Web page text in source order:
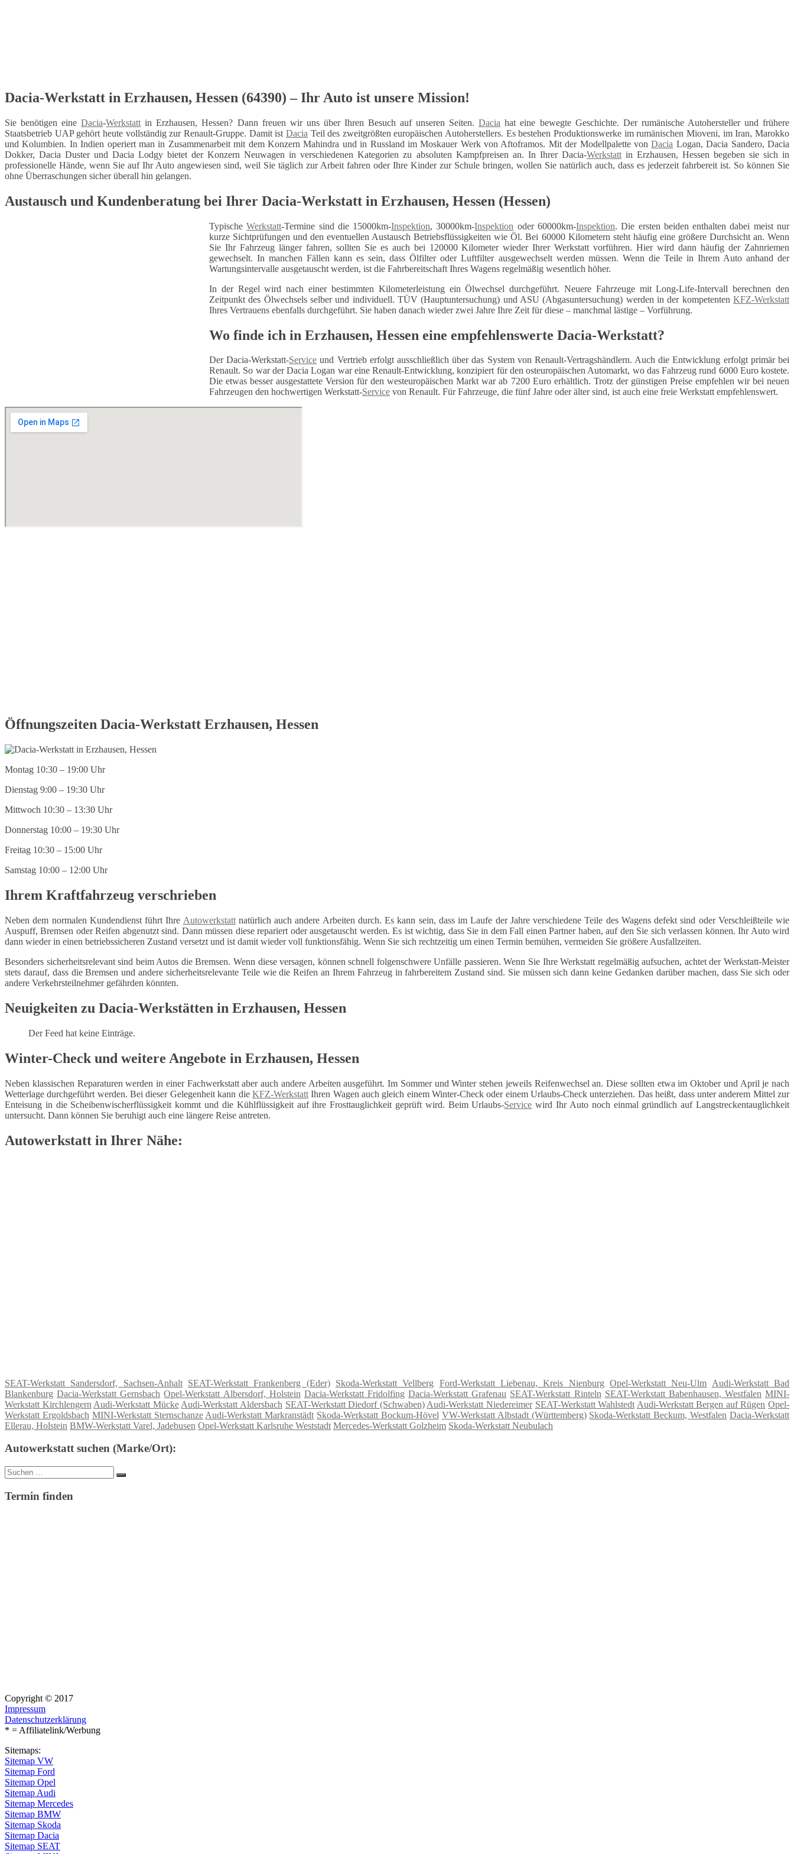
Dacia-Werkstatt in Erzhausen, Hessen (64390) – Ihr Auto ist unsere Mission!
Sie benötigen eineDacia-Werkstatt in Erzhausen, Hessen? Dann freuen wir uns über Ihren Besuch auf unseren Seiten.Dacia hat eine bewegte Geschichte. Der rumänische Autohersteller und frühere
Staatsbetrieb UAP gehört heute vollständig zur Renault-Gruppe. Damit ist Dacia Teil des zweitgrößten europäischen Autoherstellers. Es bestehen Produktionswerke im rumänischen Mioveni, im Iran, Marokko
und Kolumbien. In Indien operiert man in Zusammenarbeit mit dem Konzern Mahindra und in Russland im Moskauer Werk von Aftoframos. Mit der Modellpalette vonDacia Logan, Dacia Sandero, Dacia
Dokker, Dacia Duster und Dacia Lodgy bietet der Konzern Neuwagen in verschiedenen Kategorien zu absoluten Kampfpreisen an. In Ihrer Dacia-Werkstattin Erzhausen, Hessen begeben sie sich in
professionelle Hände, wenn Sie auf Ihr Auto angewiesen sind, weil Sie täglich zur Arbeit fahren oder Ihre Kinder zur Schule bringen, wollen Sie natürlich auch, dass es jederzeit fahrbereit ist. So können Sie
ohne Überraschungen sicher überall hin gelangen.
Austausch und Kundenberatung bei Ihrer Dacia-Werkstatt in Erzhausen, Hessen (Hessen)
TypischeWerkstatt-Termine sind die 15000km-Inspektion, 30000km-Inspektion oder 60000km-Inspektion. Die ersten beiden enthalten dabei meist nur
kurze Sichtprüfungen und den eventuellen Austausch Betriebsflüssigkeiten wie Öl. Bei 60000 Kilometern steht häufig eine größere Durchsicht an. Wenn
Sie Ihr Fahrzeug länger fahren, sollten Sie es auch bei 120000 Kilometer wieder Ihrer Werkstatt vorführen. Hier wird dann häufig der Zahnriemen
gewechselt. In manchen Fällen kann es sein, dass Ölfilter oder Luftfilter ausgewechselt werden müssen. Wenn die Teile in Ihrem Auto anhand der
Wartungsintervalle ausgetauscht werden, ist die Fahrbereitschaft Ihres Wagens regelmäßig wesentlich höher.
In der Regel wird nach einer bestimmten Kilometerleistung ein Ölwechsel durchgeführt. Neuere Fahrzeuge mit Long-Life-Intervall berechnen den
Zeitpunkt des Ölwechsels selber und individuell. TÜV (Hauptuntersuchung) und ASU (Abgasuntersuchung) werden in der kompetenten KFZ-Werkstatt
Ihres Vertrauens ebenfalls durchgeführt. Sie haben danach wieder zwei Jahre Ihre Zeit für diese – manchmal lästige – Vorführung.
Wo finde ich in Erzhausen, Hessen eine empfehlenswerte Dacia-Werkstatt?
Der Dacia-Werkstatt-Service und Vertrieb erfolgt ausschließlich über das System von Renault-Vertragshändlern. Auch die Entwicklung erfolgt primär bei
Renault. So war der Dacia Logan war eine Renault-Entwicklung, konzipiert für den osteuropäischen Automarkt, wo das Fahrzeug rund 6000 Euro kostete.
Die etwas besser ausgestattete Version für den westeuropäischen Markt war ab 7200 Euro erhältlich. Trotz der günstigen Preise empfehlen wir bei neuen
Fahrzeugen den hochwertigen Werkstatt-Service von Renault. Für Fahrzeuge, die fünf Jahre oder älter sind, ist auch eine freie Werkstatt empfehlenswert.
Öffnungszeiten Dacia-Werkstatt Erzhausen, Hessen
Montag 10:30 – 19:00 Uhr
Dienstag 9:00 – 19:30 Uhr
Mittwoch 10:30 – 13:30 Uhr
Donnerstag 10:00 – 19:30 Uhr
Freitag 10:30 – 15:00 Uhr
Samstag 10:00 – 12:00 Uhr
Ihrem Kraftfahrzeug verschrieben
Neben dem normalen Kundendienst führt Ihre Autowerkstattnatürlich auch andere Arbeiten durch. Es kann sein, dass im Laufe der Jahre verschiedene Teile des Wagens defekt sind oder Verschleißteile wie
Auspuff, Bremsen oder Reifen abgenutzt sind. Dann müssen diese repariert oder ausgetauscht werden. Es ist wichtig, dass Sie in dem Fall einen Partner haben, auf den Sie sich verlassen können. Ihr Auto wird
dann wieder in einen betriebssicheren Zustand versetzt und ist damit wieder voll funktionsfähig. Wenn Sie sich rechtzeitig um einen Termin bemühen, vermeiden Sie größere Ausfallzeiten.
Besonders sicherheitsrelevant sind beim Autos die Bremsen. Wenn diese versagen, können schnell folgenschwere Unfälle passieren. Wenn Sie Ihre Werkstatt regelmäßig aufsuchen, achtet der Werkstatt-Meister
stets darauf, dass die Bremsen und andere sicherheitsrelevante Teile wie die Reifen an Ihrem Fahrzeug in fahrbereitem Zustand sind. Sie müssen sich dann keine Gedanken darüber machen, dass Sie sich oder
andere Verkehrsteilnehmer gefährden könnten.
Neuigkeiten zu Dacia-Werkstätten in Erzhausen, Hessen
Der Feed hat keine Einträge.
Winter-Check und weitere Angebote in Erzhausen, Hessen
Neben klassischen Reparaturen werden in einer Fachwerkstatt aber auch andere Arbeiten ausgeführt. Im Sommer und Winter stehen jeweils Reifenwechsel an. Diese sollten etwa im Oktober und April je nach
Wetterlage durchgeführt werden. Bei dieser Gelegenheit kann die KFZ-WerkstattIhren Wagen auch gleich einem Winter-Check oder einem Urlaubs-Check unterziehen. Das heißt, dass unter anderem Mittel zur
Enteisung in die Scheibenwischerflüssigkeit kommt und die Kühlflüssigkeit auf ihre Frosttauglichkeit geprüft wird. Beim Urlaubs-Service wird Ihr Auto noch einmal gründlich auf Langstreckentauglichkeit
untersucht. Dann können Sie beruhigt auch eine längere Reise antreten.
Autowerkstatt in Ihrer Nähe:
SEAT-Werkstatt Sandersdorf, Sachsen-Anhalt SEAT-Werkstatt Frankenberg (Eder) Skoda-Werkstatt Vellberg Ford-Werkstatt Liebenau, Kreis Nienburg Opel-Werkstatt Neu-Ulm Audi-Werkstatt Bad
Blankenburg Dacia-Werkstatt Gernsbach Opel-Werkstatt Albersdorf, Holstein Dacia-Werkstatt Fridolfing Dacia-Werkstatt Grafenau SEAT-Werkstatt Rinteln SEAT-Werkstatt Babenhausen, Westfalen MINI-
Werkstatt Kirchlengern Audi-Werkstatt Mücke Audi-Werkstatt Aldersbach SEAT-Werkstatt Diedorf (Schwaben) Audi-Werkstatt Niedereimer SEAT-Werkstatt Wahlstedt Audi-Werkstatt Bergen auf Rügen Opel-
Werkstatt Ergoldsbach MINI-Werkstatt Sternschanze Audi-Werkstatt Markranstädt Skoda-Werkstatt Bockum-Hövel VW-Werkstatt Albstadt (Württemberg) Skoda-Werkstatt Beckum, Westfalen Dacia-Werkstatt
Ellerau, Holstein BMW-Werkstatt Varel, Jadebusen Opel-Werkstatt Karlsruhe Weststadt Mercedes-Werkstatt Golzheim Skoda-Werkstatt Neubulach
Autowerkstatt suchen (Marke/Ort):
Suche
nach:
Suchen
Termin finden
Copyright © 2017
Impressum
Datenschutzerklärung
* = Affiliatelink/Werbung
Sitemaps:
Sitemap VW
Sitemap Ford
Sitemap Opel
Sitemap Audi
Sitemap Mercedes
Sitemap BMW
Sitemap Skoda
Sitemap Dacia
Sitemap SEAT